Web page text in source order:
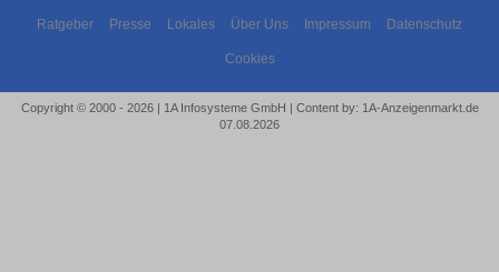
Ratgeber Presse Lokales Über Uns Impressum Datenschutz
Cookies
Copyright © 2000 - 2026 | 1A Infosysteme GmbH | Content by: 1A-Anzeigenmarkt.de
07.08.2026